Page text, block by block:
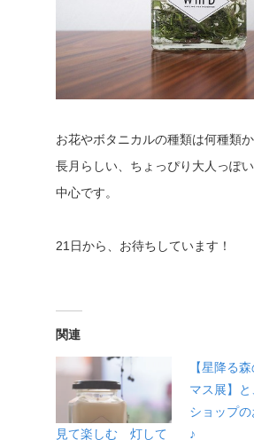
お花やボタニカルの種類は何種類か
長月らしい、ちょっぴり大人っぽ
中心です。
21日から、お待ちしています！
関連
見て楽しむ 灯して
【星降る
マス展】と
ショップ
♪